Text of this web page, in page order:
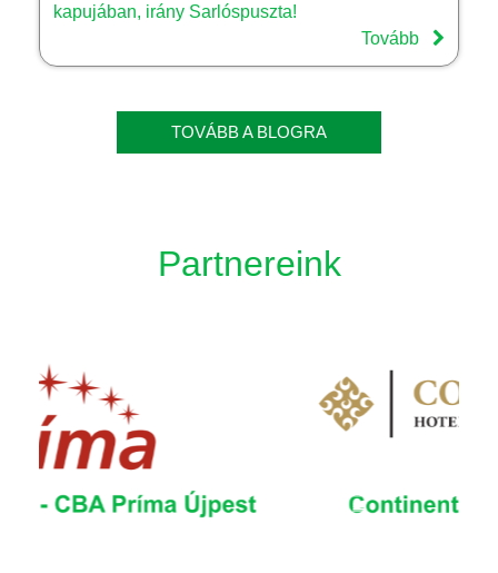
kapujában, irány Sarlóspuszta!
Tovább
TOVÁBB A BLOGRA
Partnereink